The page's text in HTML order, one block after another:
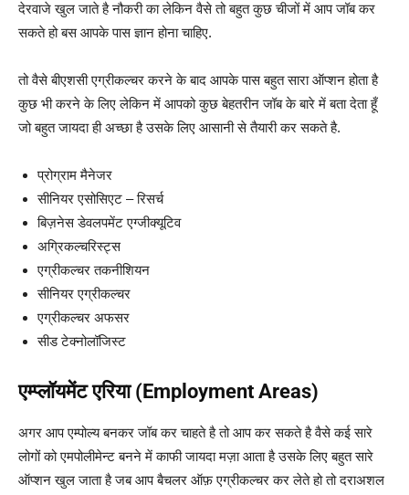
देरवाजे खुल जाते है नौकरी का लेकिन वैसे तो बहुत कुछ चीजों में आप जॉब कर
सकते हो बस आपके पास ज्ञान होना चाहिए.
तो वैसे बीएशसी एग्रीकल्चर करने के बाद आपके पास बहुत सारा ऑप्शन होता है
कुछ भी करने के लिए लेकिन में आपको कुछ बेहतरीन जॉब के बारे में बता देता हूँ
जो बहुत जायदा ही अच्छा है उसके लिए आसानी से तैयारी कर सकते है.
प्रोग्राम मैनेजर
सीनियर एसोसिएट – रिसर्च
बिज़नेस डेवलपमेंट एग्जीक्यूटिव
अग्रिकल्चरिस्ट्स
एग्रीकल्चर तकनीशियन
सीनियर एग्रीकल्चर
एग्रीकल्चर अफसर
सीड टेक्नोलॉजिस्ट
एम्प्लॉयमेंट एरिया (Employment Areas)
अगर आप एम्पोल्य बनकर जॉब कर चाहते है तो आप कर सकते है वैसे कई सारे
लोगों को एमपोलीमेन्ट बनने में काफी जायदा मज़ा आता है उसके लिए बहुत सारे
ऑप्शन खुल जाता है जब आप बैचलर ऑफ़ एग्रीकल्चर कर लेते हो तो दराअशल